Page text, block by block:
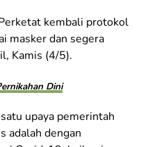
kembali protokol
masker dan segera
Kamis (4/5).
Dini
upaya pemerintah
adalah dengan